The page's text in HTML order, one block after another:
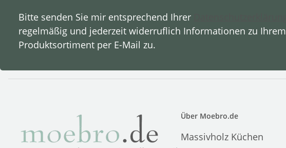
Bitte senden Sie mir entsprechend Ihrer
regelmäßig und jederzeit widerruflich Informationen zu Ihrem
Produktsortiment per E-Mail zu.
Über Moebro.de
Massivholz Küchen